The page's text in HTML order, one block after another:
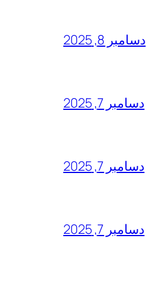
دسامبر 8, 2025
دسامبر 7, 2025
دسامبر 7, 2025
دسامبر 7, 2025